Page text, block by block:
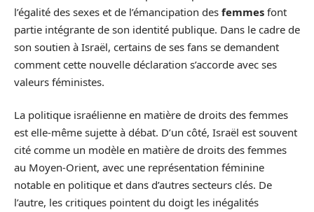
l’égalité des sexes et de l’émancipation des femmes font
partie intégrante de son identité publique. Dans le cadre de
son soutien à Israël, certains de ses fans se demandent
comment cette nouvelle déclaration s’accorde avec ses
valeurs féministes.
La politique israélienne en matière de droits des femmes
est elle-même sujette à débat. D’un côté, Israël est souvent
cité comme un modèle en matière de droits des femmes
au Moyen-Orient, avec une représentation féminine
notable en politique et dans d’autres secteurs clés. De
l’autre, les critiques pointent du doigt les inégalités